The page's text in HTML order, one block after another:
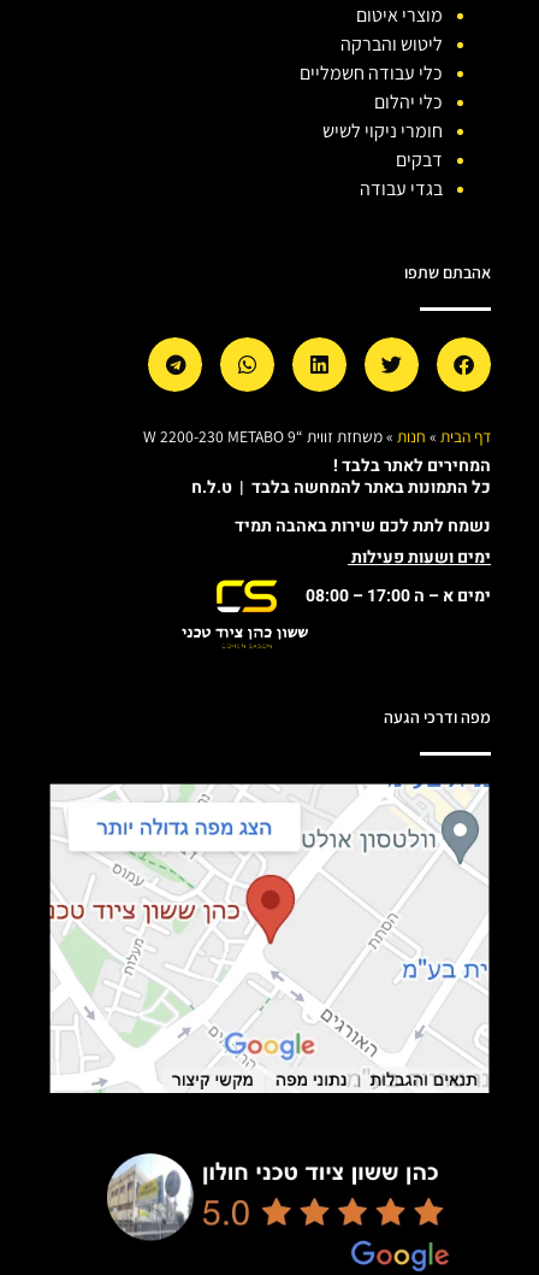
מוצרי איטום
ליטוש והברקה
כלי עבודה חשמליים
כלי יהלום
חומרי ניקוי לשיש
דבקים
בגדי עבודה
אהבתם שתפו
דף הבית » חנות »משחזת זווית “9 W 2200-230 METABO
המחירים לאתר בלבד !
כל התמונות באתר להמחשה בלבד | ט.ל.ח
נשמח לתת לכם שירות באהבה תמיד
ימים ושעות פעילות
ימים א – ה 17:00 – 08:00
מפה ודרכי הגעה